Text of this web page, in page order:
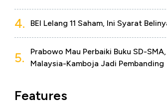
4. BEI Lelang 11 Saham, Ini Syarat
5.
Prabowo Mau Perbaiki Buku SD-SMA,
Malaysia-Kamboja Jadi Pembanding
Features